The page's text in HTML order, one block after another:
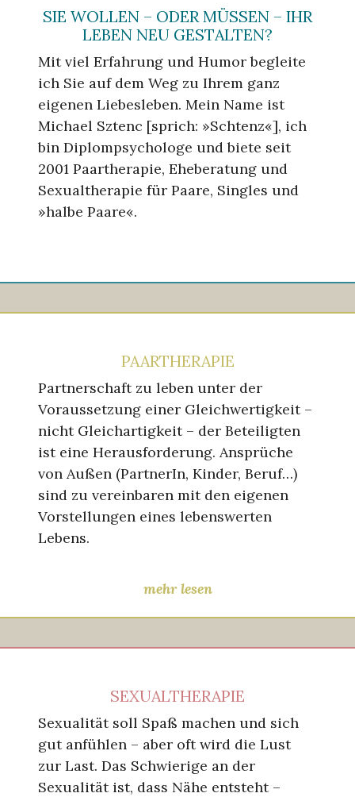
SIE WOLLEN – ODER MÜSSEN – IHR
LEBEN NEU GESTALTEN?
Mit viel Erfahrung und Humor begleite
ich Sie auf dem Weg zu ­Ihrem ganz
eigenen Liebesleben. Mein Name ist
Michael Sztenc [sprich: »Schtenz«], ich
bin Diplompsychologe und biete seit
2001 Paartherapie, Eheberatung und
Sexualtherapie für Paare, Singles und
»halbe Paare«.
PAARTHERAPIE
Partnerschaft zu leben unter der
Voraussetzung einer Gleichwertigkeit –
nicht Gleichartigkeit – der Beteiligten
ist eine Herausforderung. Ansprüche
von Außen (PartnerIn, Kinder, Beruf…)
sind zu vereinbaren mit den eigenen
Vorstellungen eines lebenswerten
Lebens.
mehr lesen
SEXUALTHERAPIE
Sexualität soll Spaß machen und sich
gut anfühlen – aber oft wird die Lust
zur Last. Das Schwierige an der
Sexualität ist, dass Nähe entsteht –